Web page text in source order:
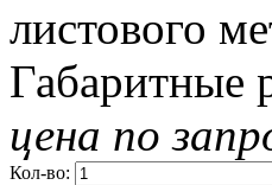
листового
Габаритные
цена по
Кол-во: